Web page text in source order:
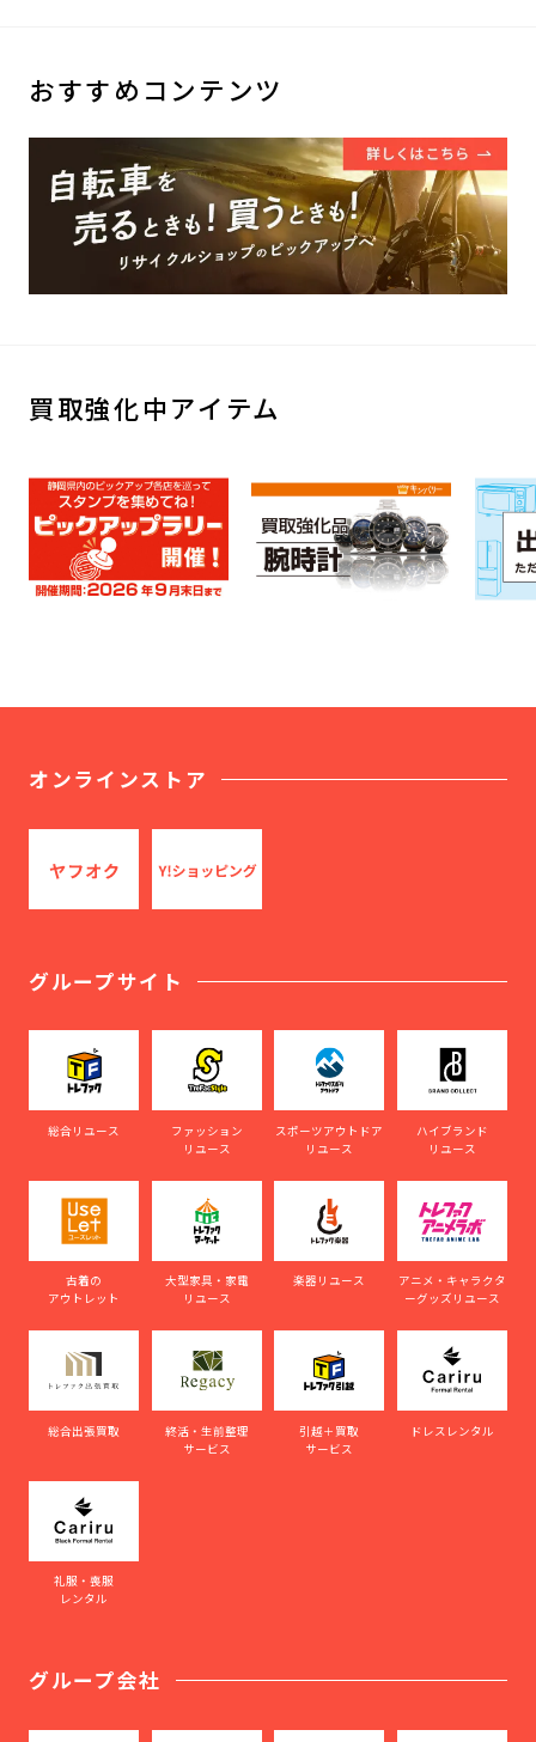
おすすめコンテンツ
買取強化中アイテム
オンラインストア
グループサイト
総合リユース
ファッション
リユース
スポーツアウトドア
リユース
ハイブランド
リユース
古着の
アウトレット
大型家具・家電
リユース
楽器リユース
アニメ・キャラクタ
ーグッズリユース
総合出張買取
終活・生前整理
サービス
引越＋買取
サービス
ドレスレンタル
礼服・喪服
レンタル
グループ会社